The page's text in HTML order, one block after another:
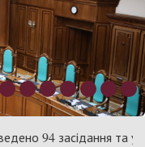
94 засідання та